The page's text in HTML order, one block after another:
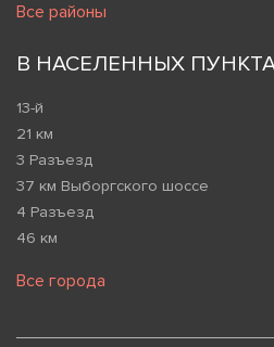
Все районы
В НАСЕЛЕННЫХ
13-й
21 км
3 Разъезд
37 км Выборгского шоссе
4 Разъезд
46 км
Все города